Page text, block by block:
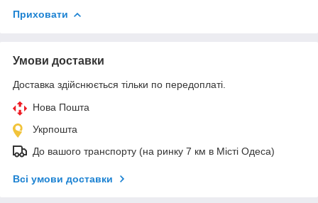
Приховати
Умови доставки
Доставка здійснюється тільки по передоплаті.
Нова Пошта
Укрпошта
До вашого транспорту (на ринку 7 км в Місті Одеса)
Всі умови доставки